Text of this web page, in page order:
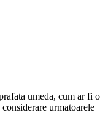
umeda, cum ar fi o
urmatoarele